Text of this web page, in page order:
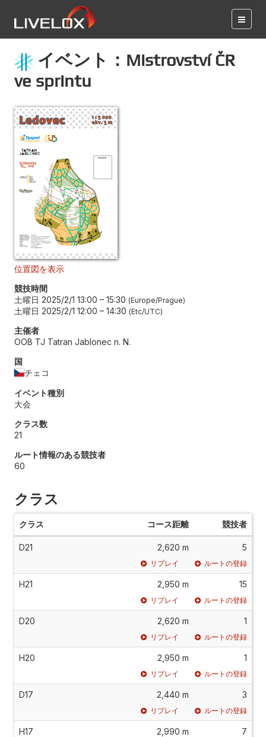
イベント：Mistrovství ČR
ve sprintu
位置図を表示
競技時間
土曜日 2025/2/1 13:00 – 15:30 Europe/Prague
土曜日 2025/2/1 12:00 – 14:30 Etc/UTC
主催者
OOB TJ Tatran Jablonec n. N.
国
チェコ
イベント種別
大会
クラス数
21
ルート情報のある競技者
60
クラス
クラス コース距離 競技者
D21 2,620 m 5
リプレイ ルートの登録
H21 2,950 m 15
リプレイ ルートの登録
D20 2,620 m 1
リプレイ ルートの登録
H20 2,950 m 1
リプレイ ルートの登録
D17 2,440 m 3
リプレイ ルートの登録
H17 2,990 m 7